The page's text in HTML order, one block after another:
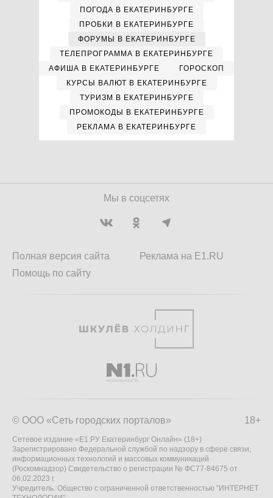
ПОГОДА В ЕКАТЕРИНБУРГЕ
ПРОБКИ В ЕКАТЕРИНБУРГЕ
ФОРУМЫ В ЕКАТЕРИНБУРГЕ
ТЕЛЕПРОГРАММА В ЕКАТЕРИНБУРГЕ
АФИША В ЕКАТЕРИНБУРГЕ
ГОРОСКОП
КУРСЫ ВАЛЮТ В ЕКАТЕРИНБУРГЕ
ТУРИЗМ В ЕКАТЕРИНБУРГЕ
ПРОМОКОДЫ В ЕКАТЕРИНБУРГЕ
РЕКЛАМА В ЕКАТЕРИНБУРГЕ
Мы в соцсетях
Полная версия сайта
Помощь по сайту
Реклама на E1.RU
18+
© ООО «Сеть городских порталов»
Сетевое издание «Е1.РУ Екатеринбург Онлайн» (18+)
Зарегистрировано Федеральной службой по надзору в сфере связи,
информационных технологий и массовых коммуникаций
(Роскомнадзор) Свидетельство о регистрации № ФС77-84675 от
06.02.2023 г.
Учредитель: Общество с ограниченной ответственностью "ИНТЕРНЕТ